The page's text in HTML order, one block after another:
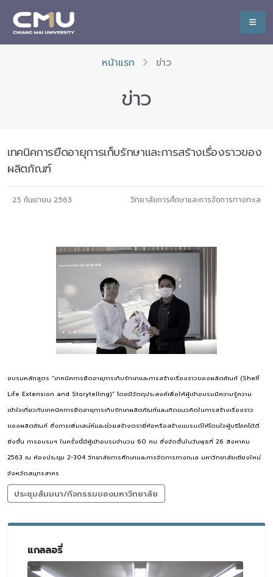
หน้าแรก ข่าว
ข่าว
เทคนิคการยืดอายุการเก็บรักษาและการสร้างเรื่องราวของ
ผลิตภัณฑ์
25 กันยายน 2563 วิทยาลัยการศึกษาและการจัดการทางทะเล
อบรมหลักสูตร “เทคนิคการยืดอายุการเก็บรักษาและการสร้างเรื่องราวของผลิตภัณฑ์ (Shelf
Life Extension and Storytelling)” โดยมีวัตถุประสงค์เพื่อให้ผู้เข้าอบรมมีความรู้ความ
เข้าใจเกี่ยวกับเทคนิคการยืดอายุการเก็บรักษาผลิตภัณฑ์และเกิดแนวคิดในการสร้างเรื่องราว
ของผลิตภัณฑ์ ซึ่งการเพิ่มเสน่ห์และช่วยสร้างตรายี่ห้อหรือสร้างแบรนด์ให้โดนใจผู้บริโภคได้ดี
ยิ่งขึ้น การอบรมฯ ในครั้งนี้มีผู้เข้าอบรมจำนวน 60 คน ซึ่งจัดขึ้นในวันพุธที่ 26 สิงหาคม
2563 ณ ห้องประชุม 2-304 วิทยาลัยการศึกษาและการจัดการทางทะเล มหาวิทยาลัยเชียงใหม่
จังหวัดสมุทรสาคร
ประชุมสัมมนา/กิจกรรมของมหาวิทยาลัย
แกลลอรี่